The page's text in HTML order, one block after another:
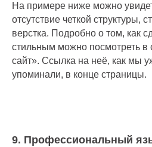
На примере ниже можно
отсутствие четкой структуры,
верстка. Подробно о том, как
стильным можно посмотреть в
сайт». Ссылка на неё, как мы
упоминали, в конце страницы.
9. Профессиональный